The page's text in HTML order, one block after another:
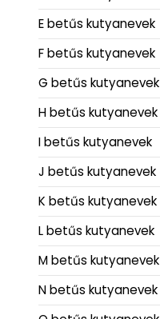
E betűs kutyanevek
F betűs kutyanevek
G betűs kutyanevek
H betűs kutyanevek
I betűs kutyanevek
J betűs kutyanevek
K betűs kutyanevek
L betűs kutyanevek
M betűs kutyanevek
N betűs kutyanevek